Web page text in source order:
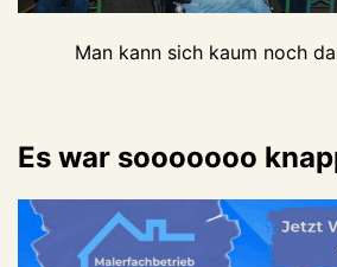
Man kann sich kaum noch
Es war sooooooo